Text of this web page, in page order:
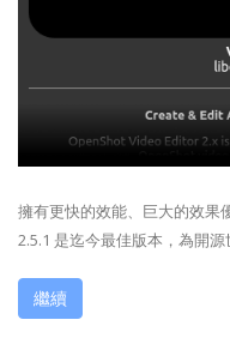
擁有更快的效能、巨大的效果
2.5.1 是迄今最佳版本，為開
繼續